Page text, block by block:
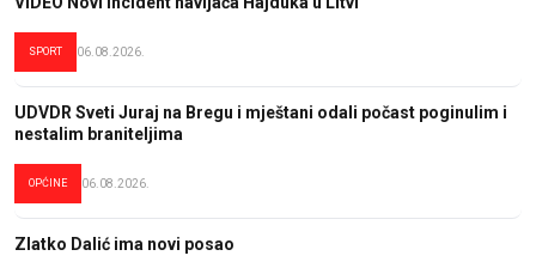
SPORT 06.08.2026.
UDVDR Sveti Juraj na Bregu i mještani odali počast poginulim i
nestalim braniteljima
OPĆINE 06.08.2026.
Zlatko Dalić ima novi posao